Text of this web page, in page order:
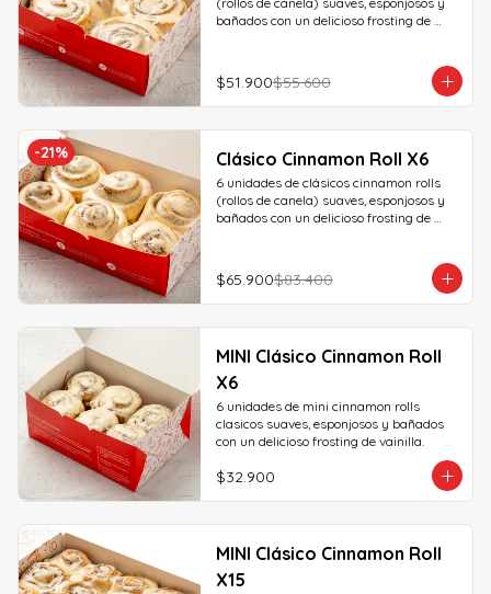
bañados con un delicioso frosting de
$51.900$55.600
-21% Clásico Cinnamon Roll X6
6 unidades de clásicos cinnamon rolls
(rollos de canela) suaves, esponjosos y
bañados con un delicioso frosting de
$65.900$83.400
MINI Clásico Cinnamon Roll
X6
6 unidades de mini cinnamon rolls
clasicos suaves, esponjosos y bañados
con un delicioso frosting de vainilla.
$32.900
MINI Clásico Cinnamon Roll
X15